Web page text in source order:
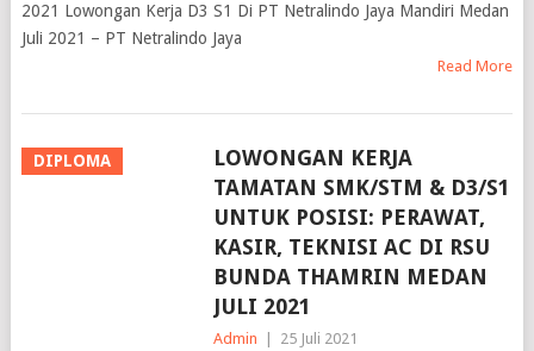
Juli 2021 – PT Netralindo Jaya
TAMATAN SMK/STM & D3/S1
UNTUK POSISI: PERAWAT,
KASIR, TEKNISI AC DI RSU
BUNDA THAMRIN MEDAN
JULI 2021
Admin | 25 Juli 2021
Lowongan Kerja SMK STM D3 S1 Di RSU Bunda Thamrin Medan